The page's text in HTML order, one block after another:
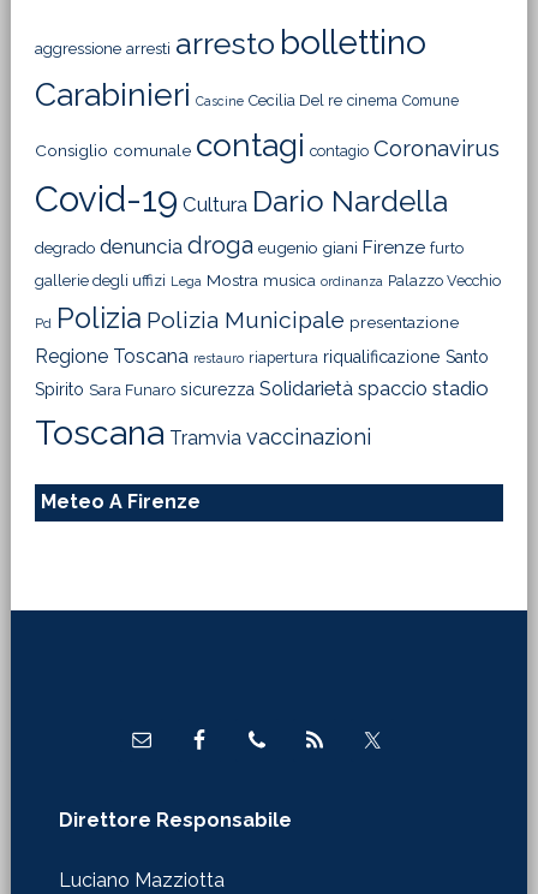
aggressione arresti arresto bollettino
Carabinieri Cascine Cecilia Del re cinema Comune
Consiglio comunale contagi contagio Coronavirus
Covid-19 Cultura Dario Nardella
degrado denuncia droga eugenio giani Firenze furto
gallerie degli uffizi Lega Mostra musica ordinanza Palazzo Vecchio
Pd Polizia Polizia Municipale presentazione
Regione Toscana restauro riapertura riqualificazione Santo
Spirito Sara Funaro sicurezza Solidarietà spaccio stadio
Toscana Tramvia vaccinazioni
Meteo A Firenze
Direttore Responsabile
Luciano Mazziotta